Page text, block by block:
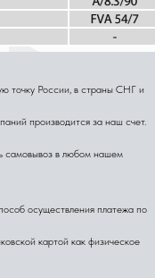
России, в страны СНГ и
производится за наш счет.
самовывоз в любом нашем
осуществления платежа по
картой как физическое